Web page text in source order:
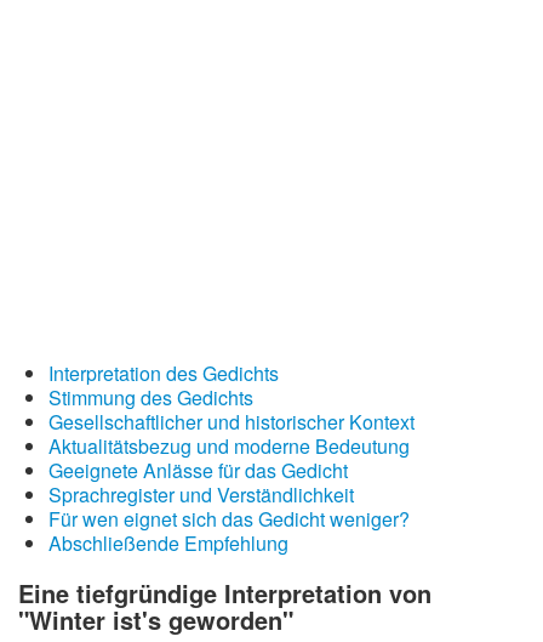
Zufallsgedicht
Interpretation des Gedichts
Stimmung des Gedichts
Gesellschaftlicher und historischer Kontext
Aktualitätsbezug und moderne Bedeutung
Geeignete Anlässe für das Gedicht
Sprachregister und Verständlichkeit
Für wen eignet sich das Gedicht weniger?
Abschließende Empfehlung
Eine tiefgründige Interpretation von
"Winter ist's geworden"